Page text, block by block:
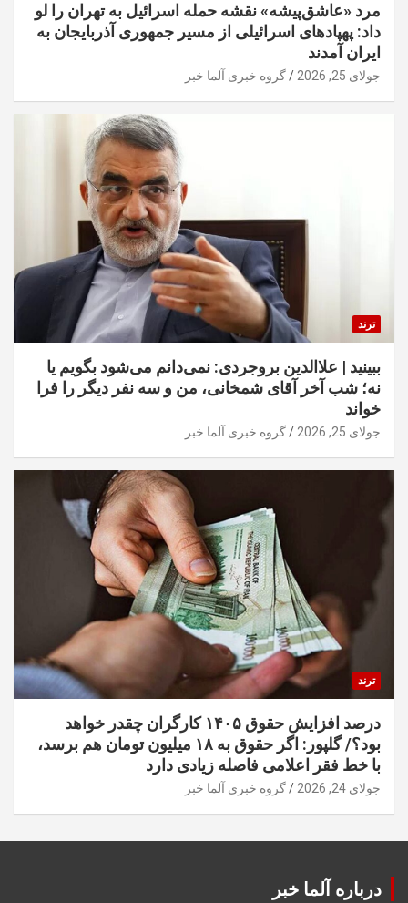
مرد «عاشق‌پیشه» نقشه حمله اسرائیل به تهران را لو
داد: پهپادهای اسرائیلی از مسیر جمهوری آذربایجان به
ایران آمدند
جولای 25, 2026 گروه خبری آلما خبر
ترند
ببینید | علاالدین بروجردی: نمی‌دانم می‌شود بگویم یا
نه؛ شب آخر آقای شمخانی، من و سه نفر دیگر را فرا
خواند
جولای 25, 2026 گروه خبری آلما خبر
ترند
درصد افزایش حقوق ۱۴۰۵ کارگران چقدر خواهد
بود؟/ گلپور: اگر حقوق به ۱۸ میلیون تومان هم برسد،
با خط فقر اعلامی فاصله زیادی دارد
جولای 24, 2026 گروه خبری آلما خبر
درباره آلما خبر